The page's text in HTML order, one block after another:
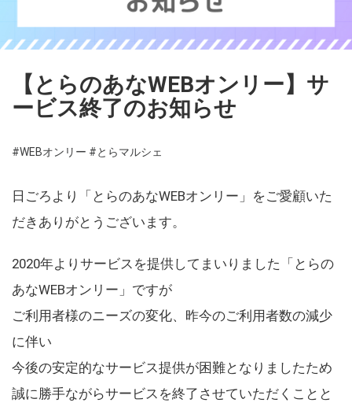
【とらのあなWEBオンリー】サ
ービス終了のお知らせ
#WEBオンリー #とらマルシェ
日ごろより「とらのあなWEBオンリー」をご愛顧いた
だきありがとうございます。
2020年よりサービスを提供してまいりました「とらの
あなWEBオンリー」ですが
ご利用者様のニーズの変化、昨今のご利用者数の減少
に伴い
今後の安定的なサービス提供が困難となりましたため
誠に勝手ながらサービスを終了させていただくことと